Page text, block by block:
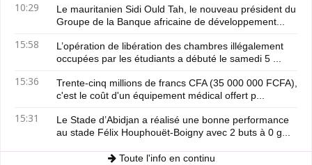
10:29
Le mauritanien Sidi Ould Tah, le nouveau président du
Groupe de la Banque africaine de développement...
15:58
L’opération de libération des chambres illégalement
occupées par les étudiants a débuté le samedi 5 ...
15:36
Trente-cinq millions de francs CFA (35 000 000 FCFA),
c'est le coût d'un équipement médical offert p...
15:31
Le Stade d’Abidjan a réalisé une bonne performance
au stade Félix Houphouët-Boigny avec 2 buts à 0 g...
Toute l'info en continu